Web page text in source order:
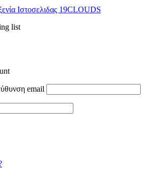
Ιστοσελιδας 19CLOUDS
list
email